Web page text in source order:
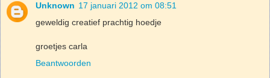
Unknown 17 januari 2012 om 08:51
geweldig creatief prachtig hoedje
groetjes carla
Beantwoorden